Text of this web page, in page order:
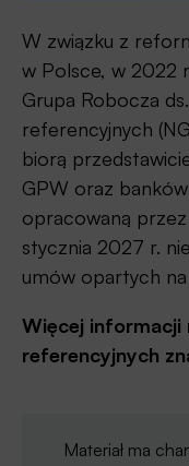
W związku z
w Polsce, w 2022
Grupa Robocza
referencyjnych
biorą
GPW oraz
opracowaną przez
stycznia 2027 r.
umów opartych
Więcej
referencyjnych
Materiał ma